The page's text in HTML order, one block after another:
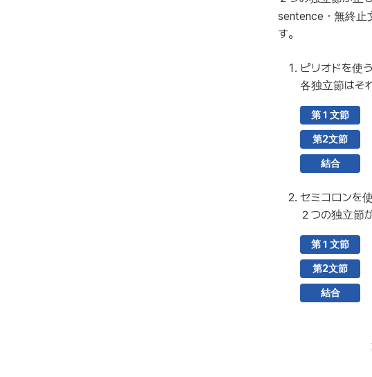
sentence・無終止
す。
ピリオドを使う
各独立節はそ
第１文節
第2文節
結合
セミコロンを
２つの独立節
第１文節
第2文節
結合